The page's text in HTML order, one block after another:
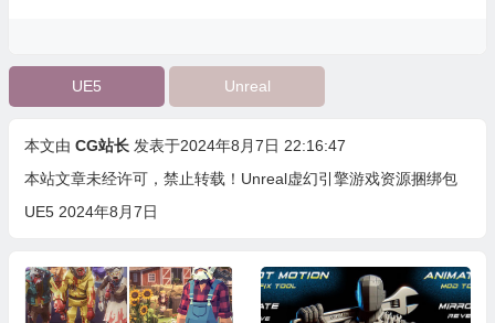
UE5 Unreal
本文由 CG站长 发表于2024年8月7日 22:16:47
本站文章未经许可，禁止转载！ Unreal虚幻引擎游戏资源捆绑包
UE5 2024年8月7日